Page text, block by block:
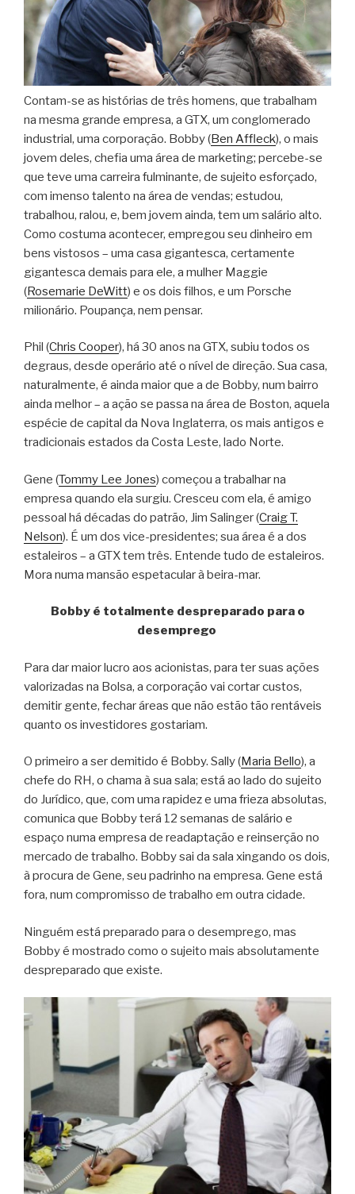
Contam-se as histórias de três homens, que trabalham
na mesma grande empresa, a GTX, um conglomerado
industrial, uma corporação. Bobby (Ben Affleck), o mais
jovem deles, chefia uma área de marketing; percebe-se
que teve uma carreira fulminante, de sujeito esforçado,
com imenso talento na área de vendas; estudou,
trabalhou, ralou, e, bem jovem ainda, tem um salário alto.
Como costuma acontecer, empregou seu dinheiro em
bens vistosos – uma casa gigantesca, certamente
gigantesca demais para ele, a mulher Maggie
(Rosemarie DeWitt) e os dois filhos, e um Porsche
milionário. Poupança, nem pensar.
Phil (Chris Cooper), há 30 anos na GTX, subiu todos os
degraus, desde operário até o nível de direção. Sua casa,
naturalmente, é ainda maior que a de Bobby, num bairro
ainda melhor – a ação se passa na área de Boston, aquela
espécie de capital da Nova Inglaterra, os mais antigos e
tradicionais estados da Costa Leste, lado Norte.
Gene (Tommy Lee Jones) começou a trabalhar na
empresa quando ela surgiu. Cresceu com ela, é amigo
pessoal há décadas do patrão, Jim Salinger (Craig T.
Nelson). É um dos vice-presidentes; sua área é a dos
estaleiros – a GTX tem três. Entende tudo de estaleiros.
Mora numa mansão espetacular à beira-mar.
Bobby é totalmente despreparado para o
desemprego
Para dar maior lucro aos acionistas, para ter suas ações
valorizadas na Bolsa, a corporação vai cortar custos,
demitir gente, fechar áreas que não estão tão rentáveis
quanto os investidores gostariam.
O primeiro a ser demitido é Bobby. Sally (Maria Bello), a
chefe do RH, o chama à sua sala; está ao lado do sujeito
do Jurídico, que, com uma rapidez e uma frieza absolutas,
comunica que Bobby terá 12 semanas de salário e
espaço numa empresa de readaptação e reinserção no
mercado de trabalho. Bobby sai da sala xingando os dois,
à procura de Gene, seu padrinho na empresa. Gene está
fora, num compromisso de trabalho em outra cidade.
Ninguém está preparado para o desemprego, mas
Bobby é mostrado como o sujeito mais absolutamente
despreparado que existe.